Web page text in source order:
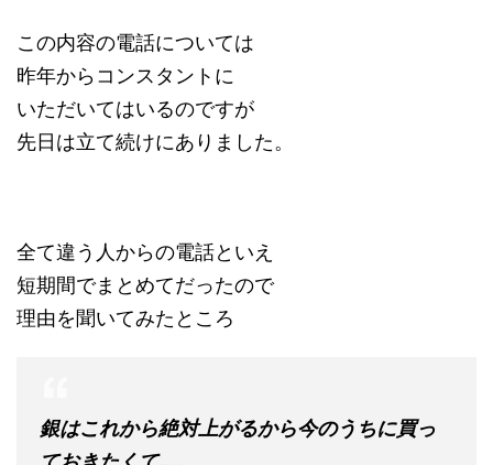
この内容の電話については
昨年からコンスタントに
いただいてはいるのですが
先日は立て続けにありました。
全て違う人からの電話といえ
短期間でまとめてだったので
理由を聞いてみたところ
銀はこれから絶対上がるから今のうちに買っ